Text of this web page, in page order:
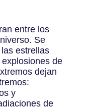
entre los
Se
estrellas
de
dejan
y
de